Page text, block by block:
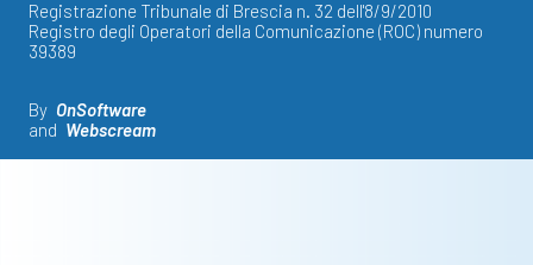
Registrazione Tribunale di Brescia n. 32 dell'8/9/2010
Registro degli Operatori della Comunicazione (ROC) numero
39389
By OnSoftware
and Webscream